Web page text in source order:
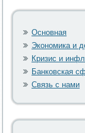
Основная
Экономика и
Кризис и
Банковская
Связь с нами